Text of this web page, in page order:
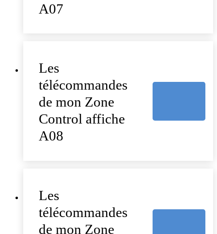
A07
Les
télécommandes
de mon Zone
Control affiche
A08
Les
télécommandes
de mon Zone